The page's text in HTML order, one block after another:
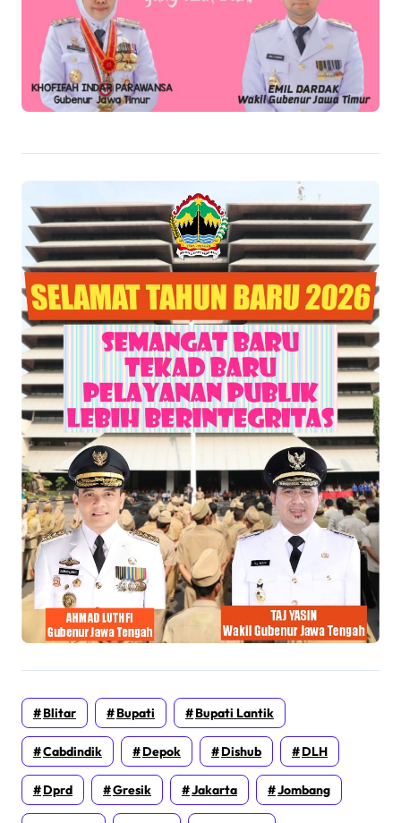
Blitar Bupati Bupati Lantik
Cabdindik Depok Dishub DLH
Dprd Gresik Jakarta Jombang